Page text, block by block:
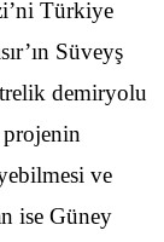
Türkiye
Süveyş
demiryolu
projenin
ve
ise Güney